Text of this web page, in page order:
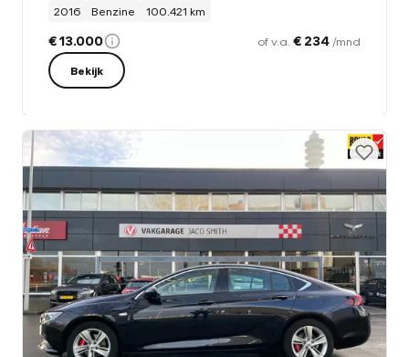
2016
Benzine 100.421 km
€ 13.000 of v.a. € 234 /mnd
Bekijk